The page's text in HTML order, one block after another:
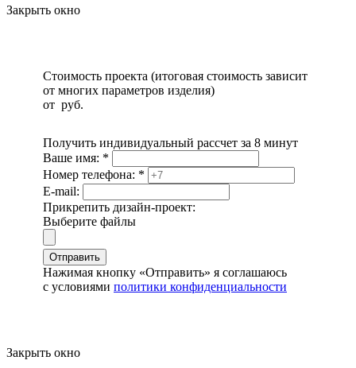
Закрыть окно
Стоимость проекта (итоговая стоимость зависит
от многих параметров изделия)
от руб.
Получить индивидуальный рассчет за 8 минут
Ваше имя: *
Номер телефона: *
E-mail:
Прикрепить дизайн-проект:
Выберите файлы
Отправить
Нажимая кнопку «Отправить» я соглашаюсь
с условиями политики конфиденциальности
Закрыть окно